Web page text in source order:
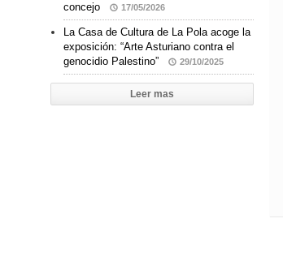
concejo
17/05/2026
La Casa de Cultura de La Pola acoge la
exposición: “Arte Asturiano contra el
genocidio Palestino”
29/10/2025
Leer mas